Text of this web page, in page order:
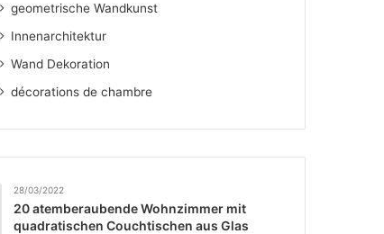
geometrische Wandkunst
Innenarchitektur
Wand Dekoration
décorations de chambre
28/03/2022
20 atemberaubende Wohnzimmer mit
quadratischen Couchtischen aus Glas